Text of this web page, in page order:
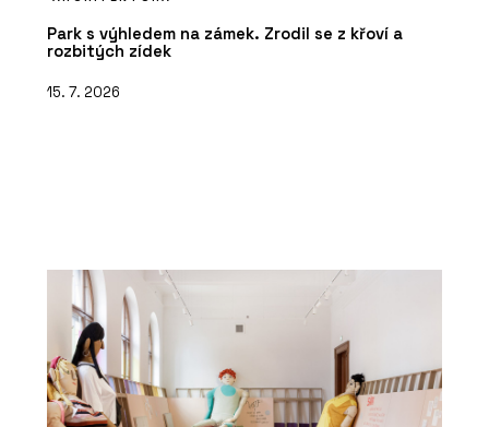
Park s výhledem na zámek. Zrodil se z křoví a
rozbitých zídek
15. 7. 2026